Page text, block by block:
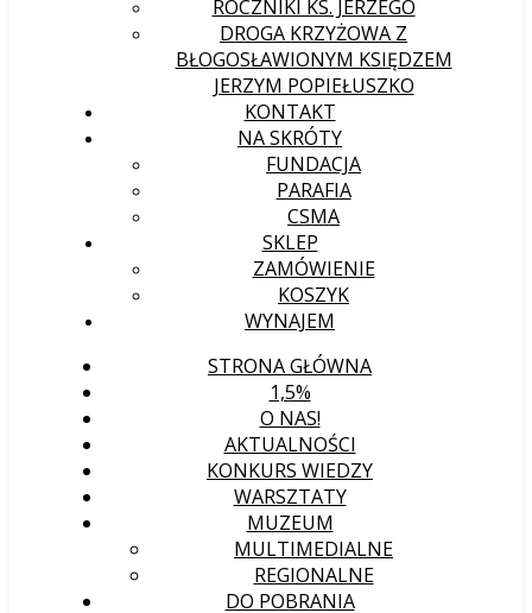
ROCZNIKI KS. JERZEGO
DROGA KRZYŻOWA Z
BŁOGOSŁAWIONYM KSIĘDZEM
JERZYM POPIEŁUSZKO
KONTAKT
NA SKRÓTY
FUNDACJA
PARAFIA
CSMA
SKLEP
ZAMÓWIENIE
KOSZYK
WYNAJEM
STRONA GŁÓWNA
1,5%
O NAS!
AKTUALNOŚCI
KONKURS WIEDZY
WARSZTATY
MUZEUM
MULTIMEDIALNE
REGIONALNE
DO POBRANIA